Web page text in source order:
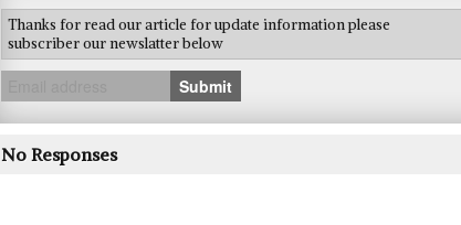
Thanks for read our article for update information please
subscriber our newslatter below
Submit
No Responses